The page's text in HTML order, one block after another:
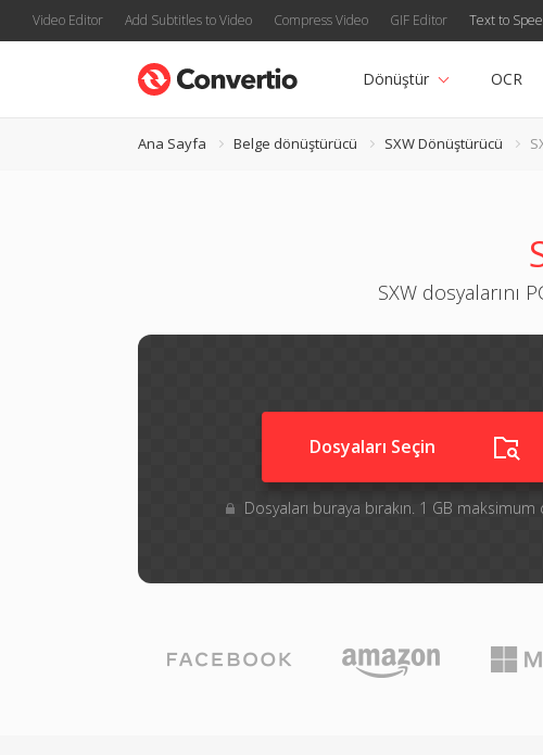
Video Editor Add Subtitles to Video Compress Video GIF Editor Text to
Dönüştür OCR
Ana Sayfa Belge dönüştürücü SXW Dönüştürücü
SXW dosyalarını
Dosyaları Seçin
Dosyaları buraya bırakın. 1 GB